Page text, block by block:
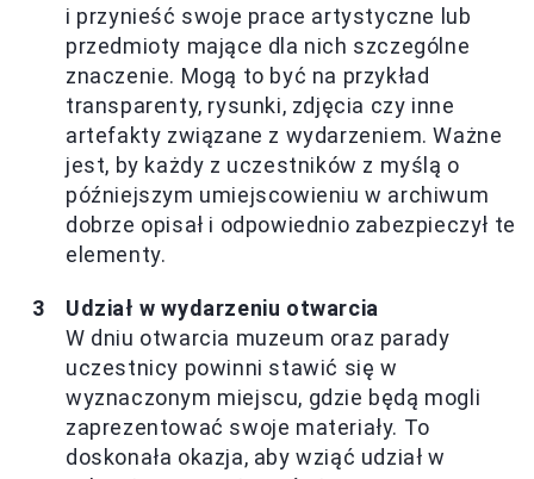
i przynieść swoje prace artystyczne lub
przedmioty mające dla nich szczególne
znaczenie. Mogą to być na przykład
transparenty, rysunki, zdjęcia czy inne
artefakty związane z wydarzeniem. Ważne
jest, by każdy z uczestników z myślą o
późniejszym umiejscowieniu w archiwum
dobrze opisał i odpowiednio zabezpieczył te
elementy.
Udział w wydarzeniu otwarcia
W dniu otwarcia muzeum oraz parady
uczestnicy powinni stawić się w
wyznaczonym miejscu, gdzie będą mogli
zaprezentować swoje materiały. To
doskonała okazja, aby wziąć udział w